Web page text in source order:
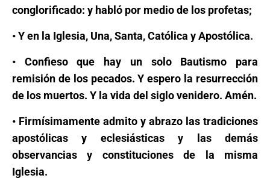
conglorificado: y habló por medio de los profetas;
• Y en la Iglesia, Una, Santa, Católica y Apostólica.
• Confieso que hay un solo Bautismo para
remisión de los pecados. Y espero la resurrección
de los muertos. Y la vida del siglo venidero. Amén.
• Firmísimamente admito y abrazo las tradiciones
apostólicas y eclesiásticas y las demás
observancias y constituciones de la misma
Iglesia.